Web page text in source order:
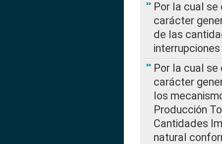
Por la cual
carácter
de las
Por la cual
carácter
los
Producción
Cantidades
natural